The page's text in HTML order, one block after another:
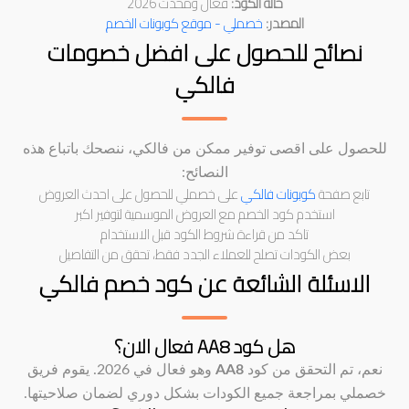
المصدر:خصملي - موقع كوبونات الخصم
نصائح للحصول على افضل خصومات
فالكي
للحصول على اقصى توفير ممكن من فالكي، ننصحك باتباع هذه
النصائح:
تابع صفحةكوبونات فالكيعلى خصملي للحصول على احدث العروض
استخدم كود الخصم مع العروض الموسمية لتوفير اكبر
تاكد من قراءة شروط الكود قبل الاستخدام
بعض الكودات تصلح للعملاء الجدد فقط، تحقق من التفاصيل
الاسئلة الشائعة عن كود خصم فالكي
هل كود AA8 فعال الان؟
نعم، تم التحقق من كودAA8
وهو فعال في 2026. يقوم فريق
خصملي بمراجعة جميع الكودات بشكل دوري لضمان صلاحيتها.